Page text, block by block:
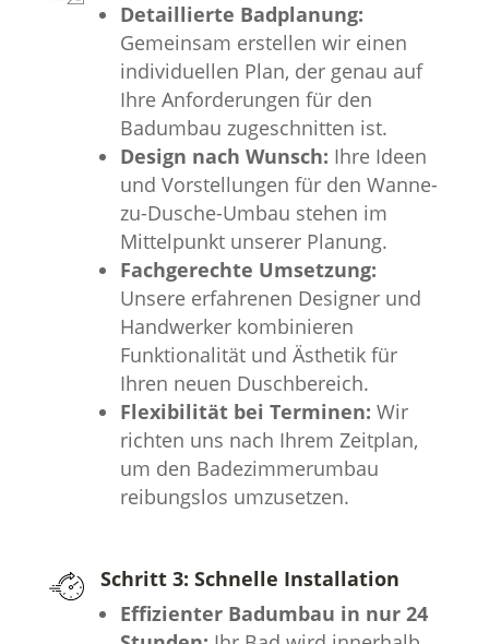
Detaillierte Badplanung:
Gemeinsam erstellen wir einen
individuellen Plan, der genau auf
Ihre Anforderungen für den
Badumbau zugeschnitten ist.
Design nach Wunsch: Ihre Ideen
und Vorstellungen für den Wanne-
zu-Dusche-Umbau stehen im
Mittelpunkt unserer Planung.
Fachgerechte Umsetzung:
Unsere erfahrenen Designer und
Handwerker kombinieren
Funktionalität und Ästhetik für
Ihren neuen Duschbereich.
Flexibilität bei Terminen: Wir
richten uns nach Ihrem Zeitplan,
um den Badezimmerumbau
reibungslos umzusetzen.
Schritt 3: Schnelle Installation
Effizienter Badumbau in nur 24